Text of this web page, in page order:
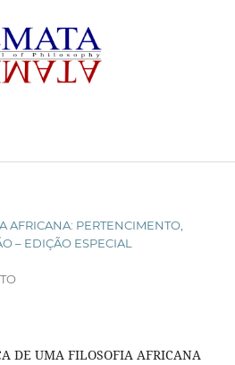
AFRICANA: PERTENCIMENTO,
– EDIÇÃO ESPECIAL
DE UMA FILOSOFIA AFRICANA